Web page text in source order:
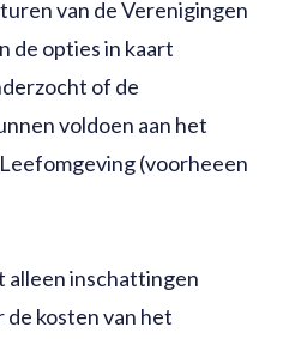
van de Verenigingen
de opties in kaart
of de
voldoen aan het
(voorheeen
alleen inschattingen
kosten van het